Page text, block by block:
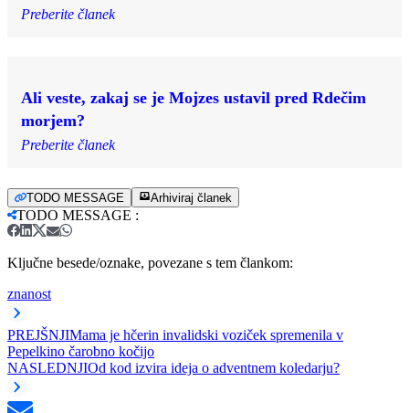
Preberite članek
Ali veste, zakaj se je Mojzes ustavil pred Rdečim
morjem?
Preberite članek
TODO MESSAGE Arhiviraj članek
TODO MESSAGE :
Ključne besede/oznake, povezane s tem člankom:
znanost
PREJŠNJIMama je hčerin invalidski voziček spremenila v
Pepelkino čarobno kočijo
NASLEDNJIOd kod izvira ideja o adventnem koledarju?